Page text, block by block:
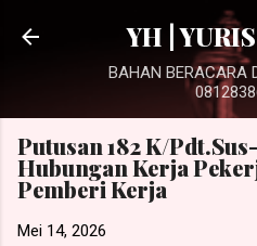
Langsung ke
YH |
BAHAN BERACARA
Putusan 182 K/
Hubungan Kerja
Pemberi Kerja
Mei 14, 2026